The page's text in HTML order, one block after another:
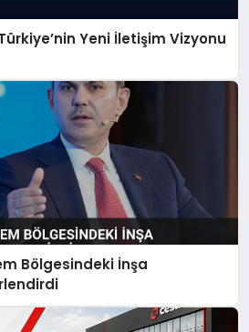
Yeni İletişim Vizyonu
Bölgesindeki İnşa